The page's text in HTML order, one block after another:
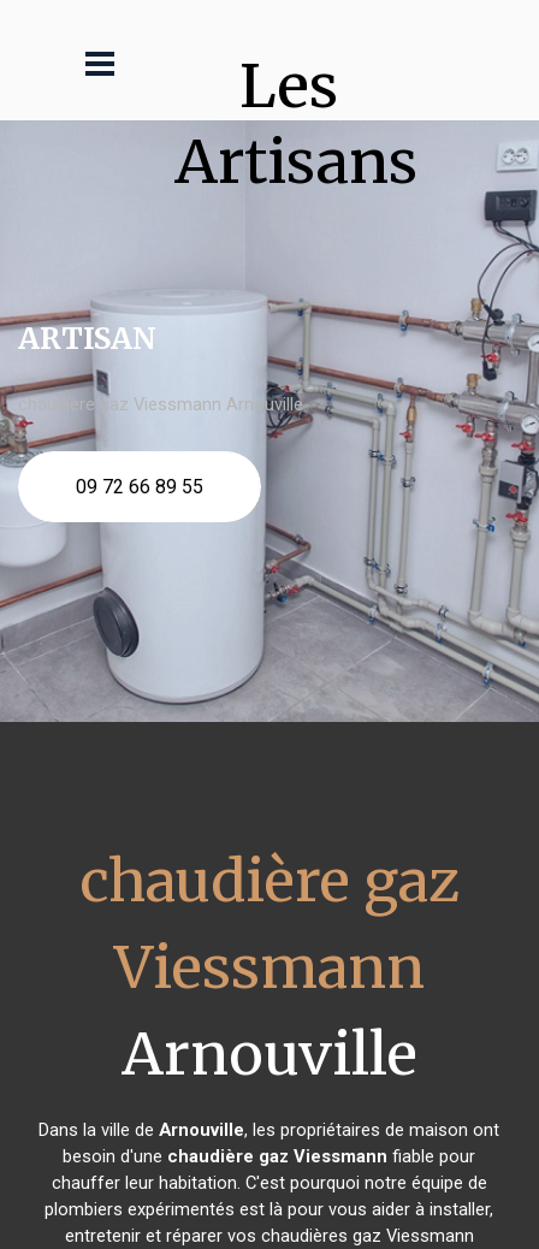
Les
Artisans
ARTISAN
chaudière gaz Viessmann Arnouville
09 72 66 89 55
chaudière gaz
Viessmann
Arnouville
Dans la ville deArnouville, les propriétaires de maison ont
besoin d'une chaudière gaz Viessmann fiable pour
chauffer leur habitation. C'est pourquoi notre équipe de
plombiers expérimentés est là pour vous aider à installer,
entretenir et réparer vos chaudières gaz Viessmann